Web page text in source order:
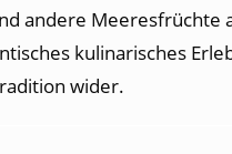
andere
kulinarisches
wider.